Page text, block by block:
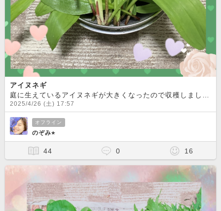
アイヌネギ
2025/4/26 (土) 17:57
オフライン
のぞみ⭐︎
44 0 16